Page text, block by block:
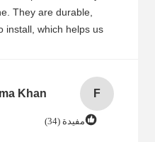
They are durable,
install, which helps us
professional support.
to change some
the shipment, your team
F
Khan
مفيدة (34)